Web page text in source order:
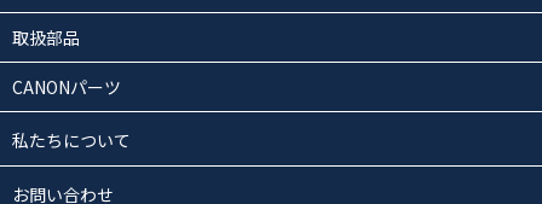
取扱部品
CANONパーツ
私たちについて
お問い合わせ